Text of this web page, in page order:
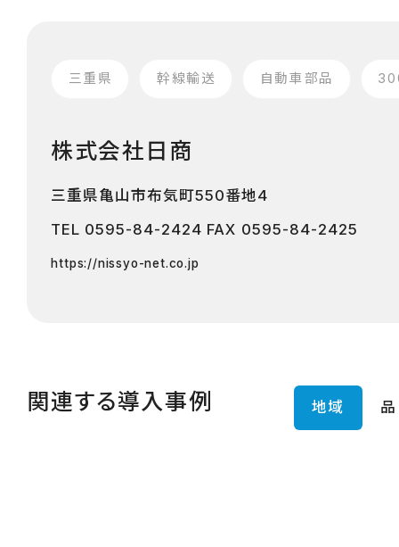
三重県 幹線輸送 自動車部品
株式会社日商
三重県亀山市布気町550番地4
TEL 0595-84-2424 FAX 0595-84-2425
https://nissyo-net.co.jp
関連する導入事例 地域